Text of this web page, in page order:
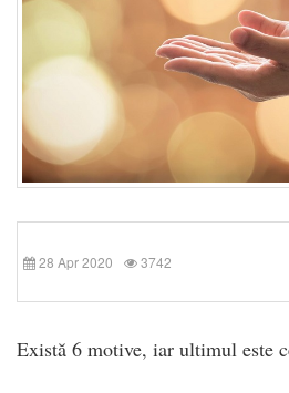
28 Apr 2020 3742
Există 6 motive, iar ultimul este